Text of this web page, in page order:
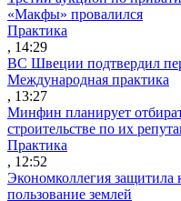
«Макфы» провалился
Практика
, 14:29
ВС Швеции подтвердил
Международная практика
, 13:27
Минфин планирует
строительстве по их
Практика
, 12:52
Экономколлегия защитила
пользование землей